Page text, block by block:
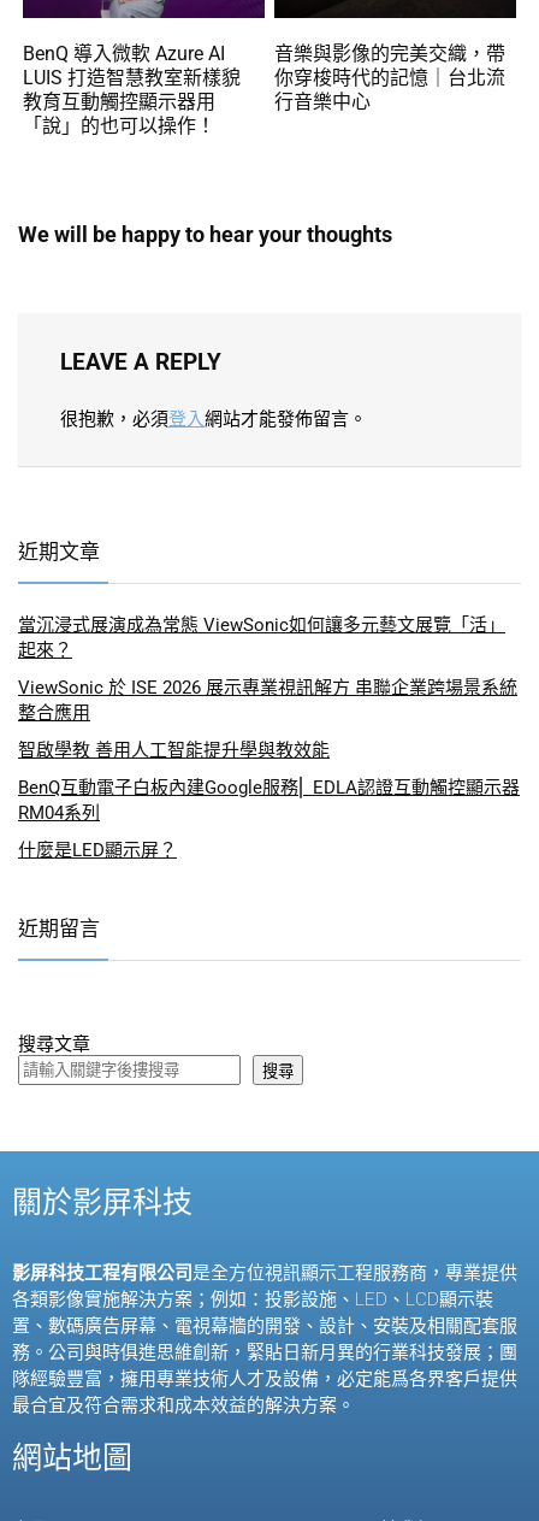
BenQ 導入微軟 Azure AI
LUIS 打造智慧教室新樣貌
教育互動觸控顯示器用
「說」的也可以操作！
音樂與影像的完美交織，帶
你穿梭時代的記憶｜台北流
行音樂中心
We will be happy to hear your thoughts
LEAVE A REPLY
很抱歉，必須登入網站才能發佈留言。
近期文章
當沉浸式展演成為常態 ViewSonic如何讓多元藝文展覽「活」
起來？
ViewSonic 於 ISE 2026 展示專業視訊解方 串聯企業跨場景系統
整合應用
智啟學教 善用人工智能提升學與教效能
BenQ互動電子白板內建Google服務⎜ EDLA認證互動觸控顯示器
RM04系列
什麼是LED顯示屏？
近期留言
搜尋文章
搜尋
關於影屏科技
影屏科技工程有限公司是全方位視訊顯示工程服務商，專業提供
各類影像實施解決方案；例如：投影設施、 LED 、 LCD顯示裝
置、數碼廣告屏幕、電視幕牆的開發、設計、安裝及相關配套服
務。公司與時俱進思維創新，緊貼日新月異的行業科技發展；團
隊經驗豐富，擁用專業技術人才及設備，必定能爲各界客戶提供
最合宜及符合需求和成本效益的解決方案。
網站地圖